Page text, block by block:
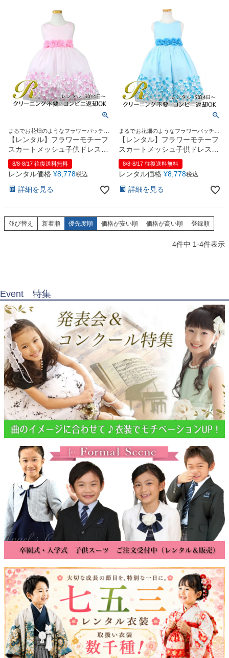
Photography
写真スタジオ APS
Angel's Photo Studio
対応 七五三・発表会・記念撮影
Web または お電話
スタジオを予約 →
まるでお花畑のようなフラワーパッチド
レス
【レンタル】フラワーモチーフ
スカートメッシュ子供ドレス
(KD332)ピンク
8/8-8/17 往復送料無料
レンタル価格 ¥8,778税込
詳細を見る
まるでお花畑のようなフラワーパッチド
レス
【レンタル】フラワーモチーフ
スカートメッシュ子供ドレス
(KD332)アクア
8/8-8/17 往復送料無料
レンタル価格 ¥8,778税込
詳細を見る
並び替え 新着順 優先度順 価格が安い順 価格が高い順 登録順
4件中 1-4件表示
Event 特集